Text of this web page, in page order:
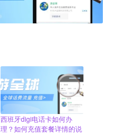
西班牙digi电话卡如何办
理？如何充值套餐详情的说